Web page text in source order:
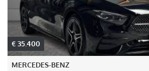
€ 35.400
MERCEDES-BENZ